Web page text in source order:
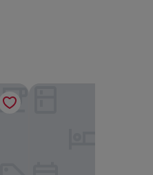
Lauderdale Miramar